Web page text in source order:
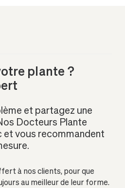
plante ?
et partagez une
Docteurs Plante
et vous recommandent
à nos clients, pour que
au meilleur de leur forme.